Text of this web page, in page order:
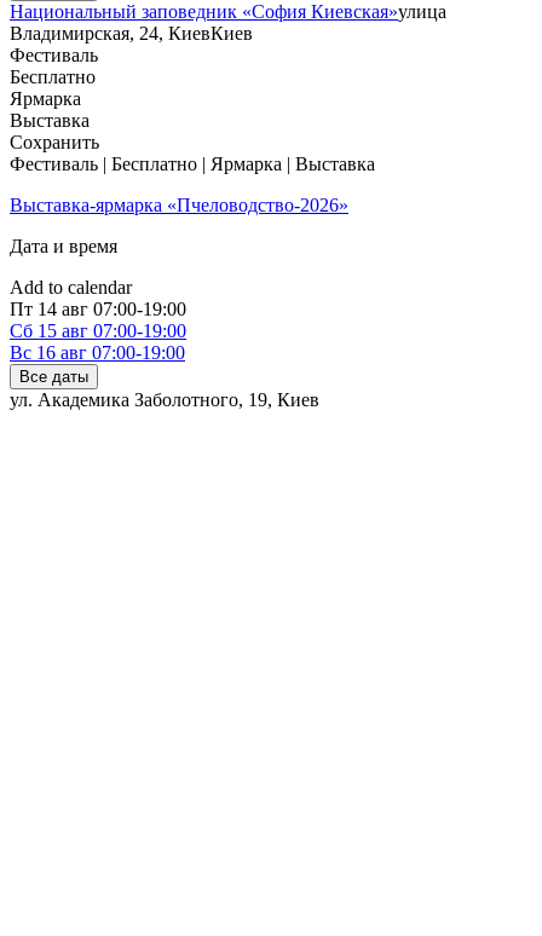
Национальный заповедник «София Киевская»улица
Владимирская, 24, КиевКиев
Фестиваль
Бесплатно
Ярмарка
Выставка
Сохранить
Фестиваль | Бесплатно | Ярмарка | Выставка
Выставка-ярмарка «Пчеловодство-2026»
Дата и время
Add to calendar
Пт 14 авг 07:00-19:00
Сб 15 авг 07:00-19:00
Вс 16 авг 07:00-19:00
Все даты
ул. Академика Заболотного, 19, Киев